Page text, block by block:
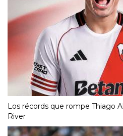
Los récords que rompe Thiago
River